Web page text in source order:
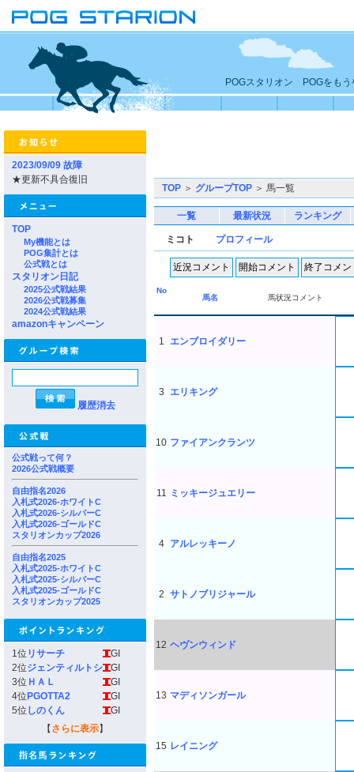
POGスタリオン POGをもう
2023/09/09 故障
★更新不具合復旧
TOP
My機能とは
POG集計とは
公式戦とは
スタリオン日記
2025公式戦結果
2026公式戦募集
2024公式戦結果
amazonキャンペーン
履歴消去
公式戦って何？
2026公式戦概要
自由指名2026
入札式2026-ホワイトC
入札式2026-シルバーC
入札式2026-ゴールドC
スタリオンカップ2026
自由指名2025
入札式2025-ホワイトC
入札式2025-シルバーC
入札式2025-ゴールドC
スタリオンカップ2025
1位 リサーチ
GI
2位ジェンティルトシ
GI
3位 ＨＡＬ
GI
4位 PGOTTA2
GI
5位 しのくん
GI
【 さらに表示】
TOP ＞ グループTOP ＞ 馬一覧
一覧 最新状況 ランキング
ミコト プロフィール
No
馬名
馬状況コメント
1 エンブロイダリー
3 エリキング
10 ファイアンクランツ
11 ミッキージュエリー
4 アルレッキーノ
2 サトノブリジャール
12 ヘヴンウィンド
13 マディソンガール
15 レイニング